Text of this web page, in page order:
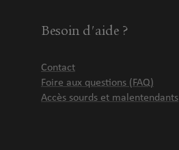
Besoin d'aide ?
Contact
Foire aux questions (FAQ)
Accès sourds et malentendants